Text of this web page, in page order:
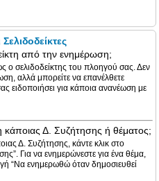
από την ενημέρωση;
ο σελιδοδείκτης του πλοηγού σας. Δεν
αλλά μπορείτε να επανέλθετε
ειδοποιήσει για κάποια ανανέωση με
Δ. Συζήτησης ή θέματος;
Δ. Συζήτησης, κάντε κλικ στο
Για να ενημερώνεστε για ένα θέμα,
“Να ενημερωθώ όταν δημοσιευθεί